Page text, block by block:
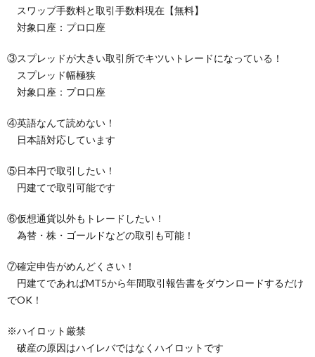
スワップ手数料と取引手数料現在【無料】
対象口座：プロ口座
③スプレッドが大きい取引所でキツいトレードになっている！
スプレッド幅極狭
対象口座：プロ口座
④英語なんて読めない！
日本語対応しています
⑤日本円で取引したい！
円建てで取引可能です
⑥仮想通貨以外もトレードしたい！
為替・株・ゴールドなどの取引も可能！
⑦確定申告がめんどくさい！
円建てであればMT5から年間取引報告書をダウンロードするだけ
でOK！
※ハイロット厳禁
破産の原因はハイレバではなくハイロットです